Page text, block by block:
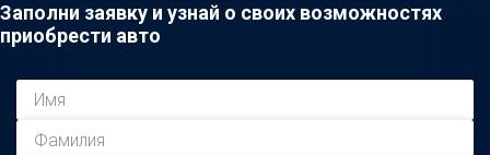
Заполни заявку и узнай о своих возможностях
приобрести авто